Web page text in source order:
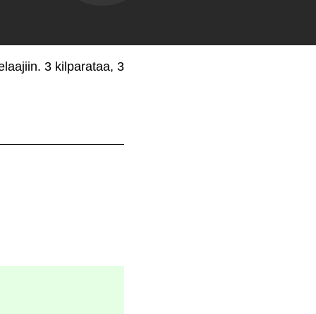
3 kilparataa, 3